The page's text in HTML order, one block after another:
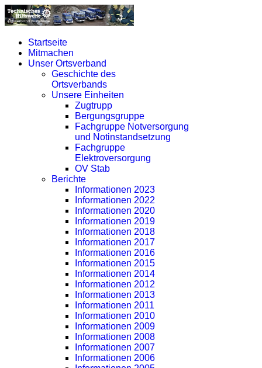
Startseite
Mitmachen
Unser Ortsverband
Geschichte des
Ortsverbands
Unsere Einheiten
Zugtrupp
Bergungsgruppe
Fachgruppe Notversorgung
und Notinstandsetzung
Fachgruppe
Elektroversorgung
OV Stab
Berichte
Informationen 2023
Informationen 2022
Informationen 2020
Informationen 2019
Informationen 2018
Informationen 2017
Informationen 2016
Informationen 2015
Informationen 2014
Informationen 2012
Informationen 2013
Informationen 2011
Informationen 2010
Informationen 2009
Informationen 2008
Informationen 2007
Informationen 2006